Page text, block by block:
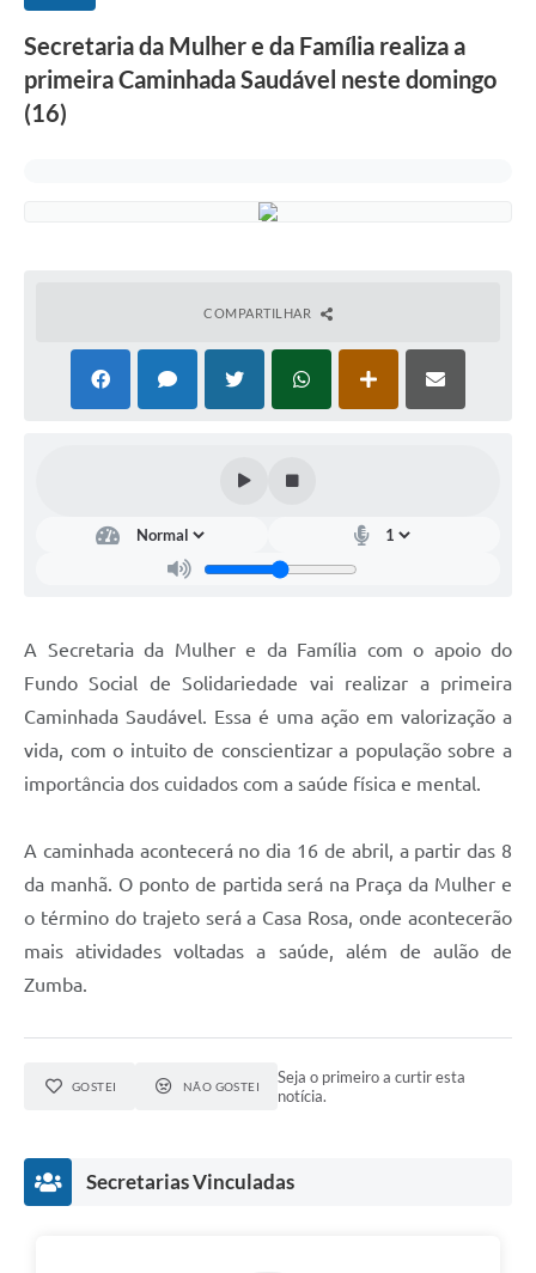
Secretarias
Ouvidoria
Secretaria da Mulher e da Família realiza a
primeira Caminhada Saudável neste domingo
(16)
COMPARTILHAR
A Secretaria da Mulher e da Família com o apoio do
Fundo Social de Solidariedade vai realizar a primeira
Caminhada Saudável. Essa é uma ação em valorização a
vida, com o intuito de conscientizar a população sobre a
importância dos cuidados com a saúde física e mental.
A caminhada acontecerá no dia 16 de abril, a partir das 8
da manhã. O ponto de partida será na Praça da Mulher e
o término do trajeto será a Casa Rosa, onde acontecerão
mais atividades voltadas a saúde, além de aulão de
Zumba.
GOSTEI NÃO GOSTEI
Seja o primeiro a curtir esta
notícia.
Secretarias Vinculadas